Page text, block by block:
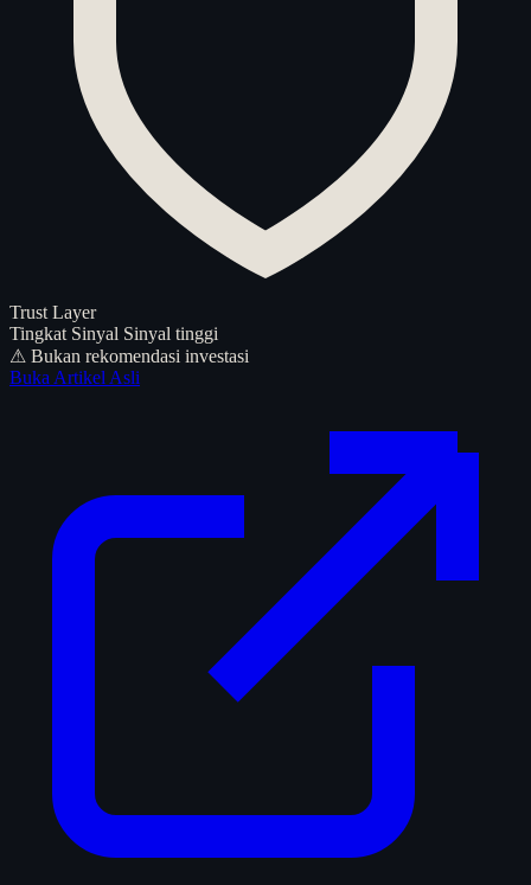
Trust Layer
Tingkat Sinyal Sinyal tinggi
⚠ Bukan rekomendasi investasi
Buka Artikel Asli